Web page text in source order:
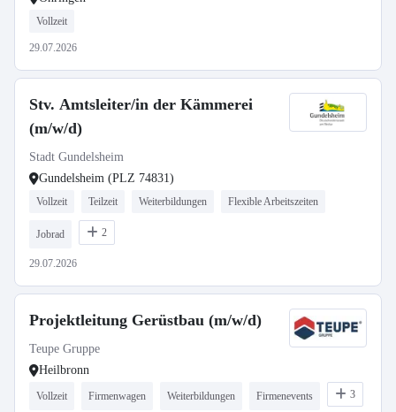
Vollzeit
29.07.2026
Stv. Amtsleiter/in der Kämmerei
(m/w/d)
Stadt Gundelsheim
Gundelsheim (PLZ 74831)
Vollzeit Teilzeit Weiterbildungen Flexible Arbeitszeiten
Jobrad 2
29.07.2026
Projektleitung Gerüstbau (m/w/d)
Teupe Gruppe
Heilbronn
Vollzeit Firmenwagen Weiterbildungen Firmenevents 3